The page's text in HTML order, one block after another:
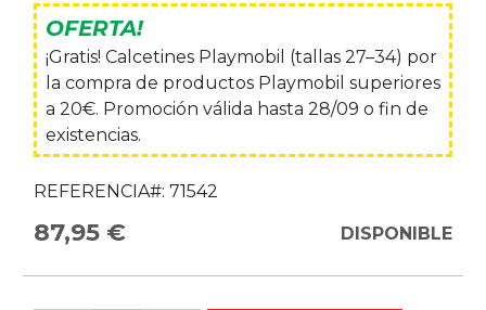
OFERTA!
¡Gratis! Calcetines Playmobil (tallas 27–34) por
la compra de productos Playmobil superiores
a 20€. Promoción válida hasta 28/09 o fin de
existencias.
REFERENCIA#: 71542
87,95 € DISPONIBLE